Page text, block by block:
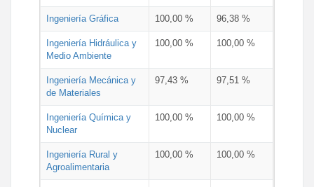
Ingeniería Gráfica 100,00 % 96,38 %
Ingeniería Hidráulica y
Medio Ambiente
100,00 % 100,00 %
Ingeniería Mecánica y
de Materiales
97,43 % 97,51 %
Ingeniería Química y
Nuclear
100,00 % 100,00 %
Ingeniería Rural y
Agroalimentaria
100,00 % 100,00 %